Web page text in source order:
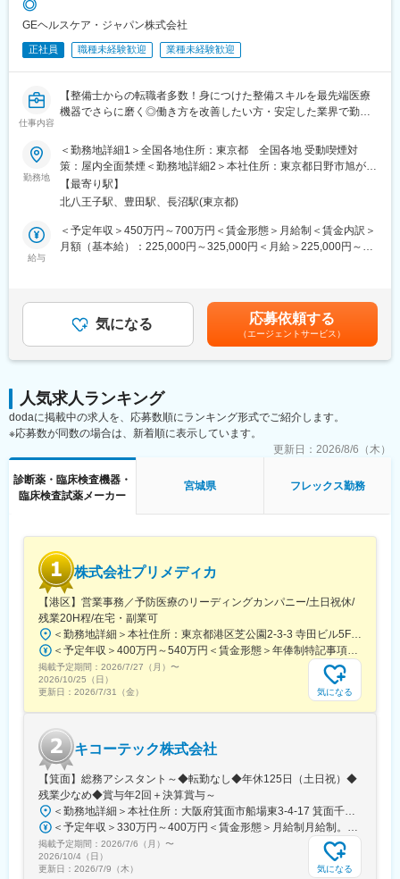
変更の範囲：会社の定める業務
医療機関や検査センターで使用される臨床検査機器になります。
査の質や生産性向上に貢献することができます。実際に本ポジシ
ョンからの声で製品改良に繋がった事例が複数あり、オープンな
■働き方：
・月平均残業時間は20時間程度
・機器の新規設置は夕方～夜にかけて行うケースが月に数回あり
します。夜間/休日の対応は週単位でチームで当番制で行ってお
り、特定の人員が多くならないようにしています。また、当番や
入社後6か月間は東京本社での研修を予定しております。（遠方の
方は住居を手配します。）取り扱い製品数は多いですが、支店配
属後も先輩社員との同行を通して業務習得していただくため、業
す。
変更の範囲：会社の定める業務
◎
GEヘルスケア・ジャパン株式会社
正社員 職種未経験歓迎 業種未経験歓迎
仕事内容
【整備士からの転職者多数！身につけた整備スキルを最先端医療
機器でさらに磨く◎働き方を改善したい方・安定した業界で勤務
ー】
■業務内容：
医療画像診断装置（CT,MRI）、超音波診断装置や麻酔器、生体モ
ニターを展開する同社のサービスステーションの一員として、下
記のような業務をお任せします。
・医療装置の保守 修理、点検等メンテナンス
に着けることで自然と対応が可能になりますのでご安心くださ
い。
スキルを備えたあとは土日や夜間（当番制）に呼び出し（月2, 3回
程度）はありますが、一次対応はコールセンターが行い、現場で
の対応が必要な場合のみ、出勤します。
また呼び出し手当、待機手当、時間外出勤手当などはしっかり完
こちらはスキルを備えられたことが確認できたのちに入ることに
なりますので、新人の内から対応を求められることはありませ
不明な点は本部アプリケーションエンジニアなどがいるため、最
初は専門的な知識はそこまで持っていなくても大丈夫です。
■研修制度：
各営業所の先輩社員とOJT形式で半年～1年程度かけて育成を行い
ます。過去にも未経験の方も多く入社していますのでご安心くだ
さい。
■長期的な就業可能：
自己都合の退職も3~5％と大手日系メーカーと同様に非常に長く
働ける環境です。
■キャリアパス：
機械だけでなく電気やITの知識も身に着けることができます。
エンジニアのキャリアパスは無限であり、社内公募制度によりサ
ービスマネージャーとして現場のマネジメント、本社工場での製
品開発・改良、サービス体制の仕組み作りなどキャリア構築が可
能です。
勤務地
＜勤務地詳細1＞全国各地住所：東京都 全国各地 受動喫煙対
策：屋内全面禁煙＜勤務地詳細2＞本社住所：東京都日野市旭が丘
4-7-127 勤務地最寄駅：JR中央線／豊田駅受動喫煙対策：屋内全
面禁煙変更の範囲：会社の定める事業所（リモートワーク含む）
【最寄り駅】
北八王子駅、豊田駅、長沼駅(東京都)
給与
＜予定年収＞450万円～700万円＜賃金形態＞月給制＜賃金内訳＞
月額（基本給）：225,000円～325,000円＜月給＞225,000円～
までも目安の金額であり、選考を通じて上下する可能性がありま
す。賃金はあくまでも目安の金額であり、選考を通じて上下する
可能性があります。月給(月額)は固定手当を含めた表記です。
気になる 応募依頼する
（エージェントサービス）
人気求人ランキング
dodaに掲載中の求人を、応募数順にランキング形式でご紹介します。
※応募数が同数の場合は、新着順に表示しています。
更新日： 2026/8/6（木）
診断薬・臨床検査機器・
臨床検査試薬メーカー
宮城県 フレックス勤務
株式会社プリメディカ
【港区】営業事務／予防医療のリーディングカンパニー/土日祝休/
残業20H程/在宅・副業可
＜勤務地詳細＞本社住所：東京都港区芝公園2-3-3 寺田ビル5F勤務地最寄駅：都営大江戸線／大門駅受動喫煙対策：屋内全面禁煙変更の範囲：会社の定める事業所（リモートワーク含む）
＜予定年収＞400万円～540万円＜賃金形態＞年俸制特記事項なし＜賃金内訳＞年額（基本給）：3,210,000円～4,653,360円固定残業手当/月：65,462円～112,220円（固定残業時間30時間0分/月）超過した時間外労働の残業手当は追加支給＜月額＞332,962円～500,000円（12分割）（一律手当を含む）＜昇給有無＞有＜残業手当＞有賃金はあくまでも目安の金額であり、選考を通じて上下する可能性があります。月給(月額)は固定手当を含めた表記です。
掲載予定期間： 2026/7/27（月） 〜
2026/10/25（日）
更新日： 2026/7/31（金） 気になる
キコーテック株式会社
【箕面】総務アシスタント～◆転勤なし◆年休125日（土日祝）◆
残業少なめ◆賞与年2回＋決算賞与～
＜勤務地詳細＞本社住所：大阪府箕面市船場東3-4-17 箕面千里ビル6F勤務地最寄駅：阪急北大阪急行線／箕面船場阪大前駅受動喫煙対策：屋内全面禁煙変更の範囲：会社の定める事業所
＜予定年収＞330万円～400万円＜賃金形態＞月給制月給制。賞与年2回（4.5か月分）＋決算賞与。＜賃金内訳＞月額（基本給）：210,000円～255,000円＜月給＞210,000円～255,000円＜昇給有無＞有＜残業手当＞有＜給与補足＞賞与は年2回（4.5か月分）＋決算賞与あり。固定残業はなく、残業は実残業分すべて支給されます。賃金はあくまでも目安の金額であり、選考を通じて上下する可能性があります。月給(月額)は固定手当を含めた表記です。
掲載予定期間： 2026/7/6（月） 〜
2026/10/4（日）
更新日： 2026/7/9（木） 気になる